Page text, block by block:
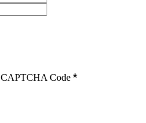
CAPTCHA Code *